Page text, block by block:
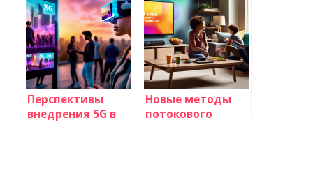
вещей: будущее
развлечений и
умных домов
вещей: будущее
развлечений и
умных домов
Перспективы
внедрения 5G в
Новые методы
потокового